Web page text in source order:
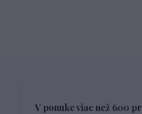
V ponuke viac než 600